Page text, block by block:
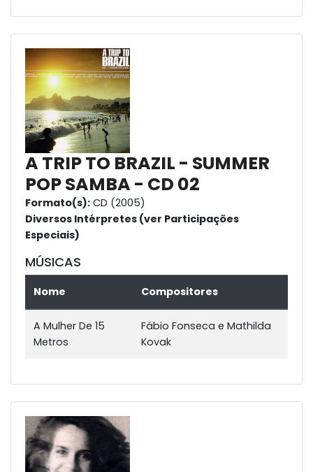
A TRIP TO BRAZIL - SUMMER
POP SAMBA - CD 02
Formato(s): CD (2005)
Diversos Intérpretes (ver Participações
Especiais)
MÚSICAS
Nome Compositores
A Mulher De 15
Metros
Fábio Fonseca e Mathilda
Kovak